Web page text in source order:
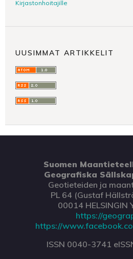
Kirjastonhoitajille
UUSIMMAT ARTIKKELIT
Suomen
Geografiska
Geotieteiden ja
PL 64 (Gustaf
00014 HELSINGIN
https://
https://
ISSN 0040-3741